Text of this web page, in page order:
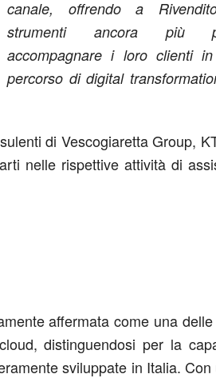
canale, offrendo a
strumenti ancora più
accompagnare i loro clienti
percorso di digital
di Vescogiaretta Group,
nelle rispettive attività di
affermata come una
distinguendosi per la
sviluppate in Italia.